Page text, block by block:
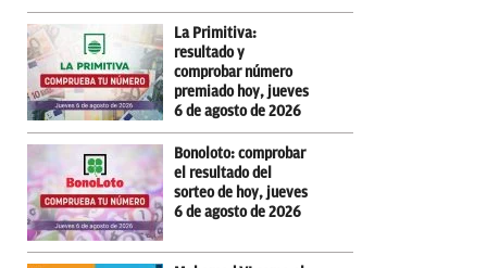
La Primitiva:
resultado y
comprobar número
premiado hoy, jueves
6 de agosto de 2026
Bonoloto: comprobar
el resultado del
sorteo de hoy, jueves
6 de agosto de 2026